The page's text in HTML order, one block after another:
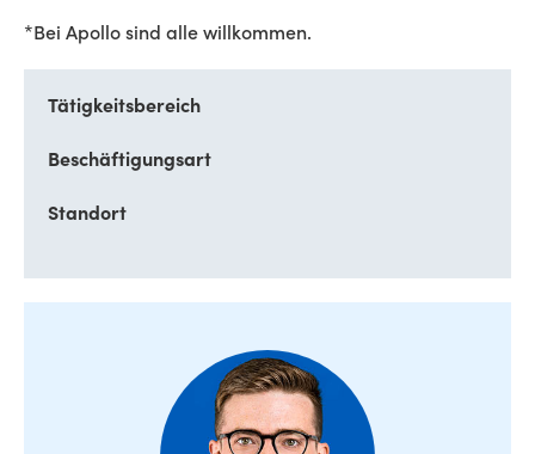
*Bei Apollo sind alle willkommen.
Tätigkeitsbereich
Beschäftigungsart
Standort